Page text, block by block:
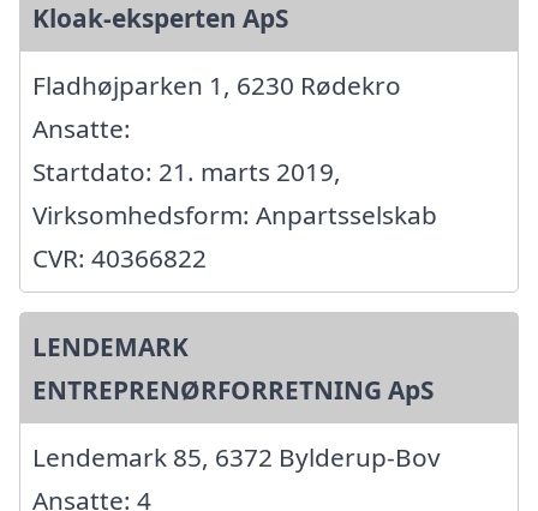
Kloak-eksperten ApS
Fladhøjparken 1, 6230 Rødekro
Ansatte:
Startdato: 21. marts 2019,
Virksomhedsform: Anpartsselskab
CVR: 40366822
LENDEMARK
ENTREPRENØRFORRETNING ApS
Lendemark 85, 6372 Bylderup-Bov
Ansatte: 4